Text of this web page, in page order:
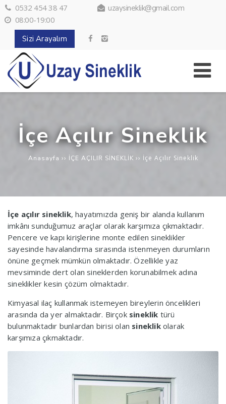
0532 454 38 47
uzaysineklik@gmail.com
08:00-19:00
Sizi Arayalım
İçe Açılır Sineklik
Anasayfa ›› İÇE AÇILIR SİNEKLİK ›› İçe Açılır Sineklik
İçe açılır sineklik, hayatımızda geniş bir alanda kullanım
imkânı sunduğumuz araçlar olarak karşımıza çıkmaktadır.
Pencere ve kapı kirişlerine monte edilen sineklikler
sayesinde havalandırma sırasında istenmeyen durumların
önüne geçmek mümkün olmaktadır. Özellikle yaz
mevsiminde dert olan sineklerden korunabilmek adına
sineklikler kesin çözüm olmaktadır.
Kimyasal ilaç kullanmak istemeyen bireylerin öncelikleri
arasında da yer almaktadır. Birçok sineklik türü
bulunmaktadır bunlardan birisi olan sineklikolarak
karşımıza çıkmaktadır.